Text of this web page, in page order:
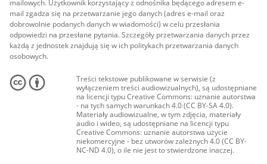
mailowych. Użytkownik korzystający z odnośnika będącego adresem e-
mail zgadza się na przetwarzanie jego danych (adres e-mail oraz
dobrowolnie podanych danych w wiadomości) w celu przesłania
odpowiedzi na przesłane pytania. Szczegóły przetwarzania danych przez
każdą z jednostek znajdują się w ich politykach przetwarzania danych
osobowych.
Treści tekstowe publikowane w serwisie (z
wyłączeniem treści audiowizualnych), są udostępniane
na licencji typu Creative Commons: uznanie autorstwa
- na tych samych warunkach 4.0 (CC BY-SA 4.0).
Materiały audiowizualne, w tym zdjęcia, materiały
audio i wideo, są udostępniane na licencji typu
Creative Commons: uznanie autorstwa użycie
niekomercyjne - bez utworów zależnych 4.0 (CC BY-
NC-ND 4.0), o ile nie jest to stwierdzone inaczej.